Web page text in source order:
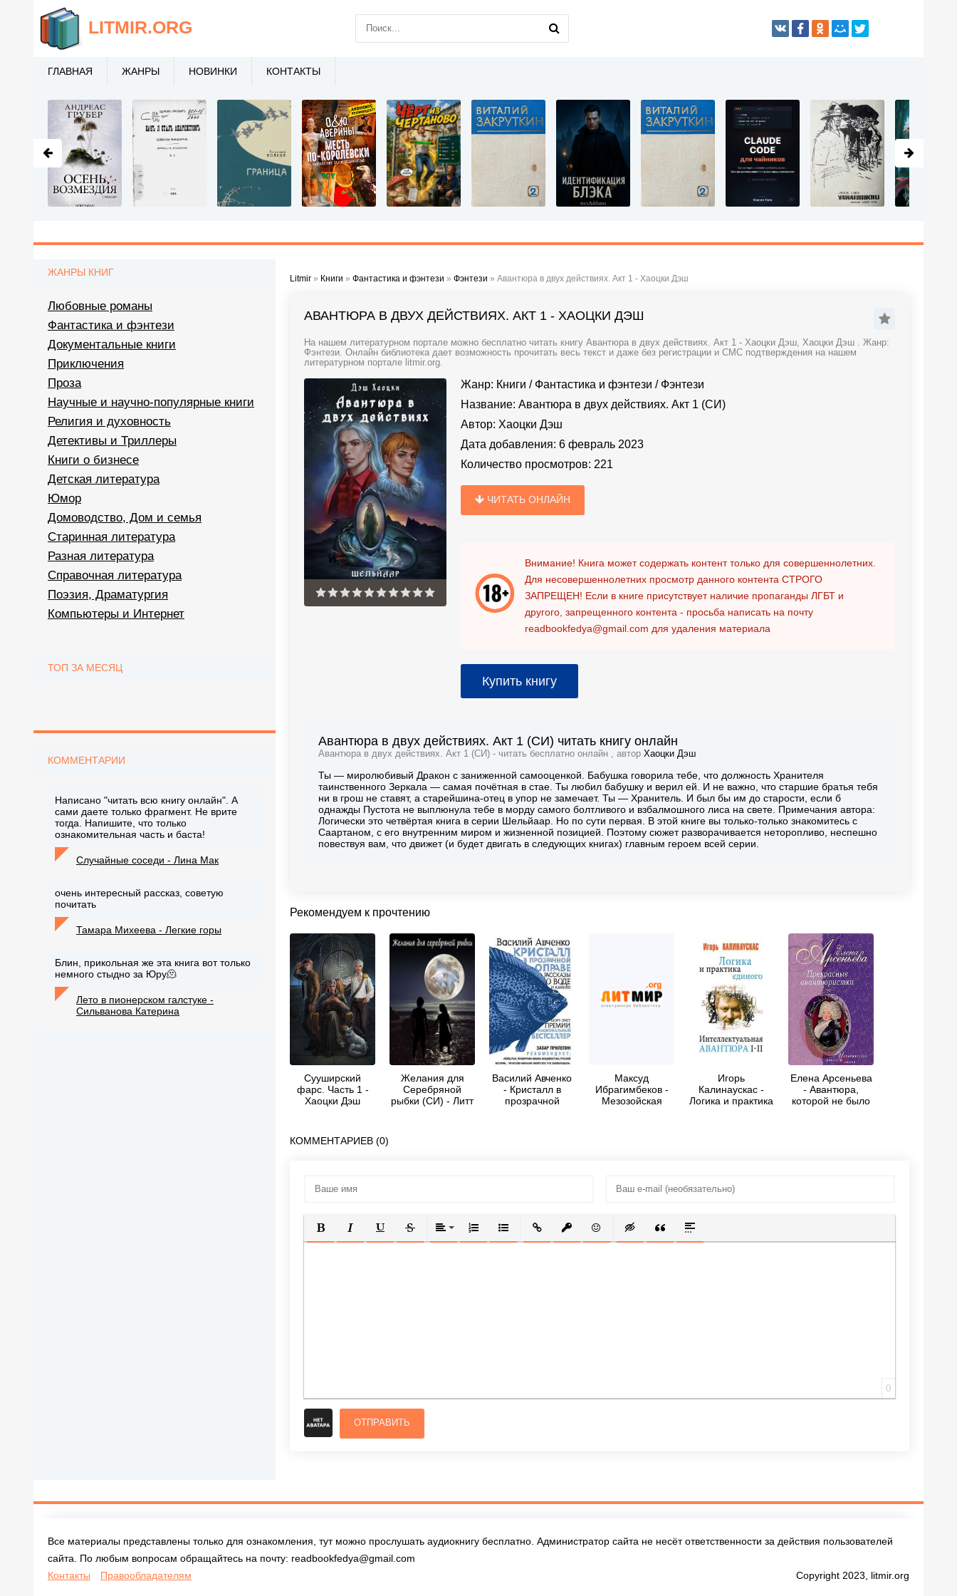
Litmir » Книги » Фантастика и фэнтези » Фэнтези » Авантюра в двух действиях. Акт 1 - Хаоцки Дэш
АВАНТЮРА В ДВУХ ДЕЙСТВИЯХ. АКТ 1 - ХАОЦКИ ДЭШ
На нашем литературном портале можно бесплатно читать книгу Авантюра в двух действиях. Акт 1 - Хаоцки Дэш, Хаоцки Дэш . Жанр:
Фэнтези. Онлайн библиотека дает возможность прочитать весь текст и даже без регистрации и СМС подтверждения на нашем
литературном портале litmir.org.
Жанр: Книги / Фантастика и фэнтези / Фэнтези
Название: Авантюра в двух действиях. Акт 1 (СИ)
Автор: Хаоцки Дэш
Дата добавления: 6 февраль 2023
Количество просмотров: 221
ЧИТАТЬ ОНЛАЙН
Внимание! Книга может содержать контент только для совершеннолетних.
Для несовершеннолетних просмотр данного контента СТРОГО
ЗАПРЕЩЕН! Если в книге присутствует наличие пропаганды ЛГБТ и
другого, запрещенного контента - просьба написать на почту
readbookfedya@gmail.com для удаления материала
Купить книгу
Авантюра в двух действиях. Акт 1 (СИ) читать книгу онлайн
Авантюра в двух действиях. Акт 1 (СИ) - читать бесплатно онлайн , автор Хаоцки Дэш
Ты — миролюбивый Дракон с заниженной самооценкой. Бабушка говорила тебе, что должность Хранителя
таинственного Зеркала — самая почётная в стае. Ты любил бабушку и верил ей. И не важно, что старшие братья тебя
ни в грош не ставят, а старейшина-отец в упор не замечает. Ты — Хранитель. И был бы им до старости, если б
однажды Пустота не выплюнула тебе в морду самого болтливого и взбалмошного лиса на свете. Примечания автора:
Логически это четвёртая книга в серии Шельйаар. Но по сути первая. В этой книге вы только-только знакомитесь с
Саартаном, с его внутренним миром и жизненной позицией. Поэтому сюжет разворачивается неторопливо, неспешно
повествуя вам, что движет (и будет двигать в следующих книгах) главным героем всей серии.
Рекомендуем к прочтению
Сууширский
фарс. Часть 1 -
Хаоцки Дэш
Желания для
Серебряной
рыбки (СИ) - Литт
Василий Авченко
- Кристалл в
прозрачной
Максуд
Ибрагимбеков -
Мезозойская
Игорь
Калинаускас -
Логика и практика
Елена Арсеньева
- Авантюра,
которой не было
КОММЕНТАРИЕВ (0)
ПОЛУЖИРНЫЙ
КУРСИВПОДЧЕРКНУТЫЙ
ЗАЧЕРКНУТЫЙВЫРАВНИВАНИЕ
НУМЕРОВАННЫЙ СПИСОК
МАРКИРОВАННЫЙ СПИСОК
ВСТАВИТЬ ССЫЛКУ
ВСТАВИТЬ ЗАЩИЩЕННУЮ ССЫЛКУ
ВСТАВИТЬ СМАЙЛИК
ВСТАВКА СКРЫТОГО ТЕКСТА
ВСТАВКА ЦИТАТЫ
ВСТАВКА СПОЙЛЕРА
0
ОТПРАВИТЬ
ЖАНРЫ КНИГ
Любовные романы
Фантастика и фэнтези
Документальные книги
Приключения
Проза
Научные и научно-популярные книги
Религия и духовность
Детективы и Триллеры
Книги о бизнесе
Детская литература
Юмор
Домоводство, Дом и семья
Старинная литература
Разная литература
Справочная литература
Поэзия, Драматургия
Компьютеры и Интернет
ТОП ЗА МЕСЯЦ
КОММЕНТАРИИ
Написано "читать всю книгу онлайн". А
сами даете только фрагмент. Не врите
тогда. Напишите, что только
ознакомительная часть и баста!
Случайные соседи - Лина Мак
очень интересный рассказ, советую
почитать
Тамара Михеева - Легкие горы
Блин, прикольная же эта книга вот только
немного стыдно за Юру🫠
Лето в пионерском галстуке -
Сильванова Катерина
LITMIR.ORG
ГЛАВНАЯ ЖАНРЫ НОВИНКИ КОНТАКТЫ
Все материалы представлены только для ознакомления, тут можно прослушать аудиокнигу бесплатно. Администратор сайта не несёт ответственности за действия пользователей
сайта. По любым вопросам обращайтесь на почту: readbookfedya@gmail.com
Контакты
Правообладателям Copyright 2023, litmir.org